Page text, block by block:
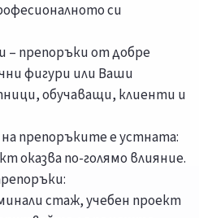
си
– препоръки от добре
фигури или Ваши
обучаващи, клиенти и
препоръките е устната:
оказва по-голямо влияние.
стаж, учебен проект